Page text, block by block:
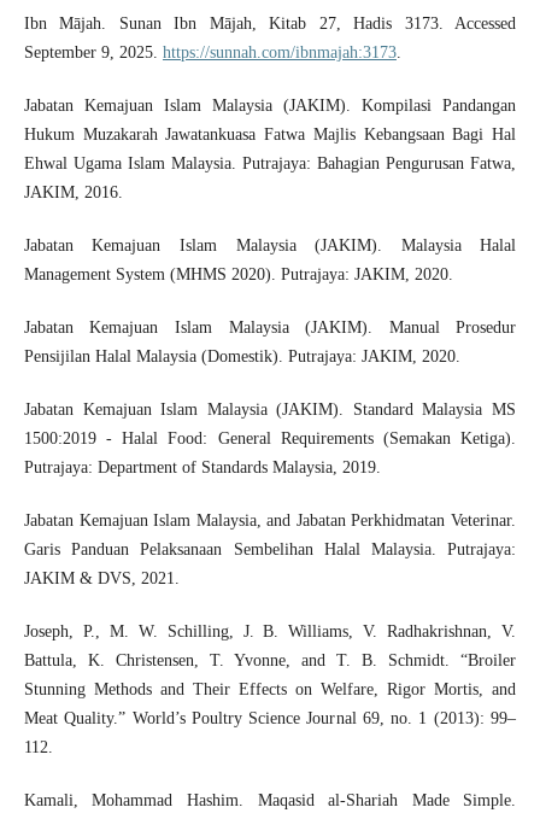
Ibn Mājah. Sunan Ibn Mājah, Kitab 27, Hadis 3173. Accessed
September 9, 2025. https://sunnah.com/ibnmajah:3173.
Jabatan Kemajuan Islam Malaysia (JAKIM). Kompilasi Pandangan
Hukum Muzakarah Jawatankuasa Fatwa Majlis Kebangsaan Bagi Hal
Ehwal Ugama Islam Malaysia. Putrajaya: Bahagian Pengurusan Fatwa,
JAKIM, 2016.
Jabatan Kemajuan Islam Malaysia (JAKIM). Malaysia Halal
Management System (MHMS 2020). Putrajaya: JAKIM, 2020.
Jabatan Kemajuan Islam Malaysia (JAKIM). Manual Prosedur
Pensijilan Halal Malaysia (Domestik). Putrajaya: JAKIM, 2020.
Jabatan Kemajuan Islam Malaysia (JAKIM). Standard Malaysia MS
1500:2019 - Halal Food: General Requirements (Semakan Ketiga).
Putrajaya: Department of Standards Malaysia, 2019.
Jabatan Kemajuan Islam Malaysia, and Jabatan Perkhidmatan Veterinar.
Garis Panduan Pelaksanaan Sembelihan Halal Malaysia. Putrajaya:
JAKIM & DVS, 2021.
Joseph, P., M. W. Schilling, J. B. Williams, V. Radhakrishnan, V.
Battula, K. Christensen, T. Yvonne, and T. B. Schmidt. “Broiler
Stunning Methods and Their Effects on Welfare, Rigor Mortis, and
Meat Quality.” World’s Poultry Science Journal 69, no. 1 (2013): 99–
112.
Kamali, Mohammad Hashim. Maqasid al-Shariah Made Simple.